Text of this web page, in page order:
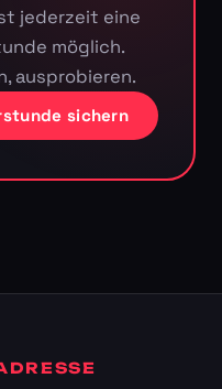
jederzeit eine
möglich.
ausprobieren.
sichern